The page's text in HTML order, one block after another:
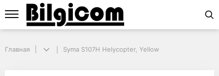
Syma S107H Helycopter, Yellow
Главная Syma S107H Helycopter, Yellow